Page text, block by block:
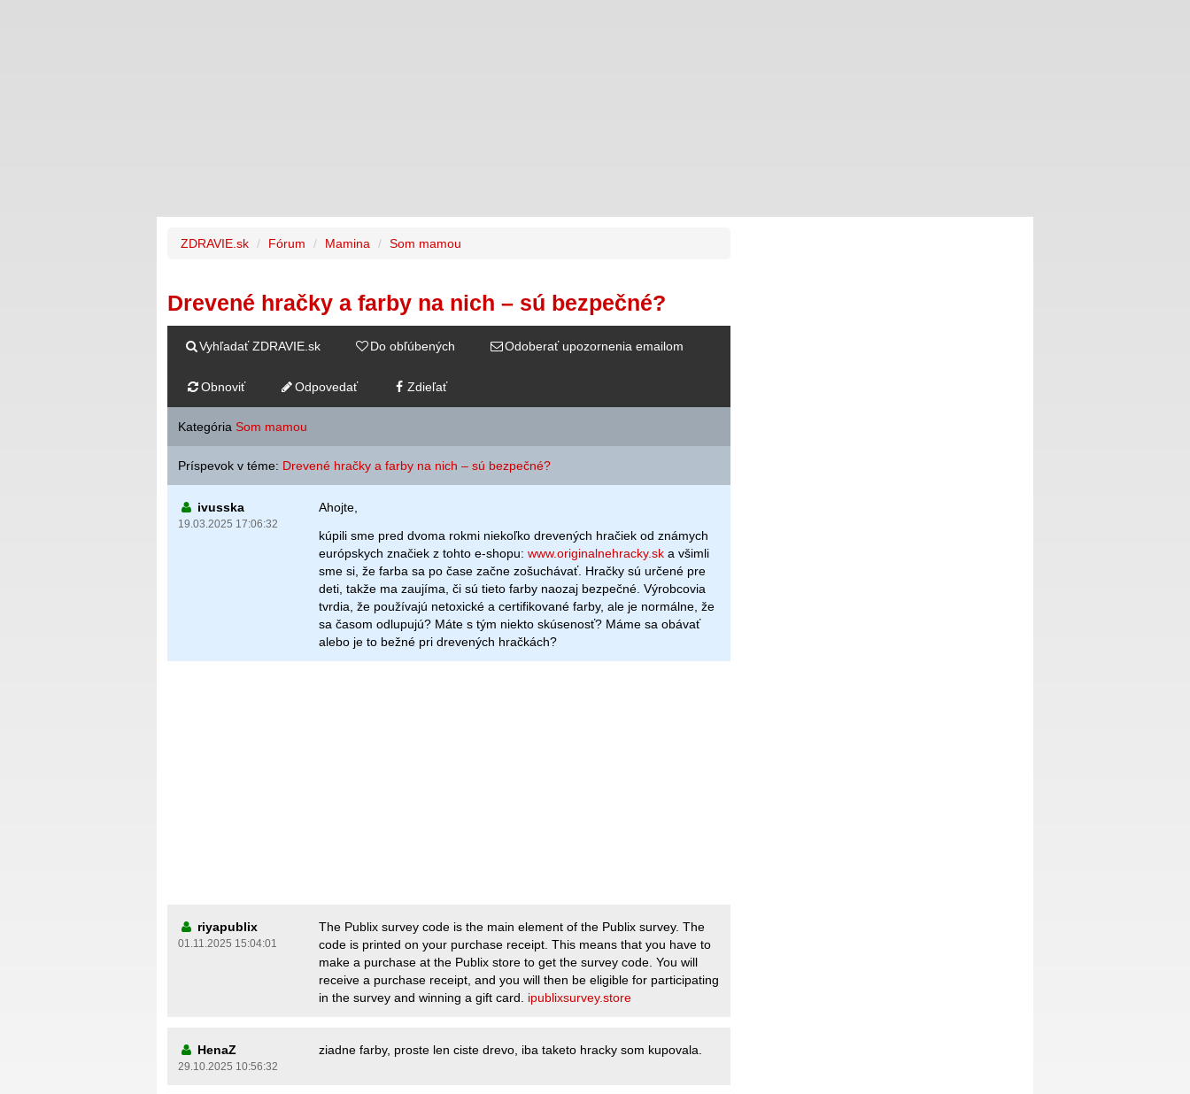
ZDRAVIE.sk Fórum Mamina Som mamou
Drevené hračky a farby na nich – sú bezpečné?
Vyhľadať ZDRAVIE.sk Do obľúbených Odoberať upozornenia emailom
Obnoviť Odpovedať Zdieľať
Kategória Som mamou
Príspevok v téme: Drevené hračky a farby na nich – sú bezpečné?
ivusska
19.03.2025 17:06:32
Ahojte,
kúpili sme pred dvoma rokmi niekoľko drevených hračiek od známych
európskych značiek z tohto e-shopu: www.originalnehracky.sk a všimli
sme si, že farba sa po čase začne zošuchávať. Hračky sú určené pre
deti, takže ma zaujíma, či sú tieto farby naozaj bezpečné. Výrobcovia
tvrdia, že používajú netoxické a certifikované farby, ale je normálne, že
sa časom odlupujú? Máte s tým niekto skúsenosť? Máme sa obávať
alebo je to bežné pri drevených hračkách?
riyapublix
01.11.2025 15:04:01
The Publix survey code is the main element of the Publix survey. The
code is printed on your purchase receipt. This means that you have to
make a purchase at the Publix store to get the survey code. You will
receive a purchase receipt, and you will then be eligible for participating
in the survey and winning a gift card. ipublixsurvey.store
HenaZ
29.10.2025 10:56:32
ziadne farby, proste len ciste drevo, iba taketo hracky som kupovala.